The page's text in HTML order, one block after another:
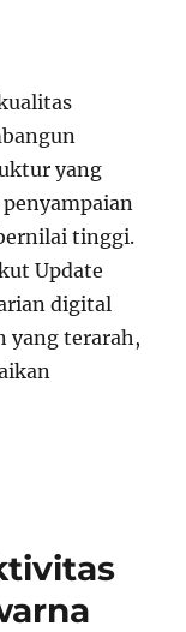
yang
tinggi.
Update
digital
yang terarah,